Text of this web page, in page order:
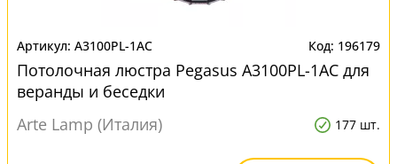
A3100PL-1AC 196179
Потолочная люстра Pegasus A3100PL-1AC для
веранды и беседки
Arte Lamp (Италия)
177 шт.